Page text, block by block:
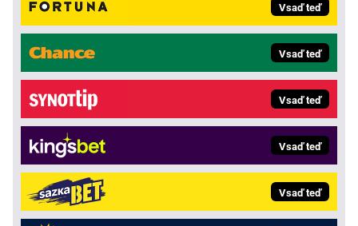
Vsaď teď
Vsaď teď
Vsaď teď
Vsaď teď
Vsaď teď